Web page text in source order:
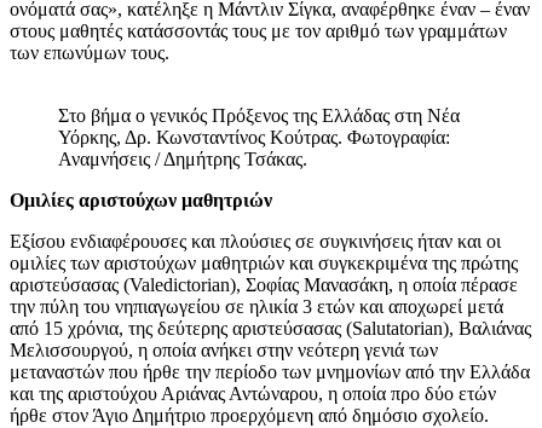
ονόματά σας», κατέληξε η Μάντλιν Σίγκα, αναφέρθηκε έναν – έναν
στους μαθητές κατάσσοντάς τους με τον αριθμό των γραμμάτων
των επωνύμων τους.
Στο βήμα ο γενικός Πρόξενος της Ελλάδας στη Νέα
Υόρκης, Δρ. Κωνσταντίνος Κούτρας. Φωτογραφία:
Αναμνήσεις / Δημήτρης Τσάκας.
Ομιλίες αριστούχων μαθητριών
Εξίσου ενδιαφέρουσες και πλούσιες σε συγκινήσεις ήταν και οι
ομιλίες των αριστούχων μαθητριών και συγκεκριμένα της πρώτης
αριστεύσασας (Valedictorian), Σοφίας Μανασάκη, η οποία πέρασε
την πύλη του νηπιαγωγείου σε ηλικία 3 ετών και αποχωρεί μετά
από 15 χρόνια, της δεύτερης αριστεύσασας (Salutatorian), Βαλιάνας
Μελισσουργού, η οποία ανήκει στην νεότερη γενιά των
μεταναστών που ήρθε την περίοδο των μνημονίων από την Ελλάδα
και της αριστούχου Αριάνας Αντώναρου, η οποία προ δύο ετών
ήρθε στον Άγιο Δημήτριο προερχόμενη από δημόσιο σχολείο.